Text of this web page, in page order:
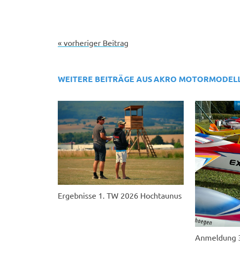
« vorheriger Beitrag
WEITERE BEITRÄGE AUSAKRO
Ergebnisse 1. TW 2026 Hochtaunus
Anmeldung